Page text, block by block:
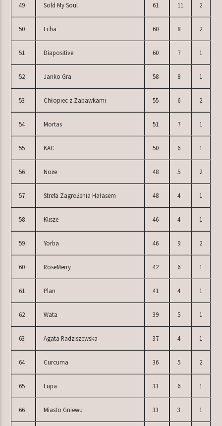
49 Sold My Soul 61 11 2
50 Echa 60 8 2
51 Diapositive 60 7 1
52 Janko Gra 58 8 1
53 Chłopiec z Zabawkami 55 6 2
54 Mortas 51 7 1
55 KAC 50 6 1
56 Noże 48 5 2
57 Strefa Zagrożenia Hałasem 48 4 1
58 Klisze 46 4 1
59 Yorba 46 9 2
60 RoseMerry 42 6 1
61 Plan 41 4 1
62 Wata 39 5 1
63 Agata Radziszewska 37 4 1
64 Curcuma 36 5 2
65 Lupa 33 6 1
66 Miasto Gniewu 33 3 1